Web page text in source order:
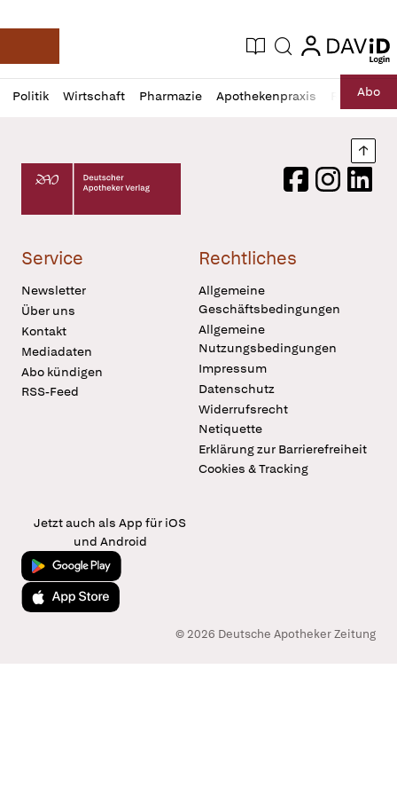
Deutsche Apotheker Zeitung
Aktuelle Ausgabe
Suche login
login
Politik Wirtschaft Pharmazie Apothekenpraxis RechtAbo
Profil
öffnen
Daz
Pur
Deutscher Apotheker Verlag Logo
FacebookInstagram
Service
Newsletter
Über uns
Kontakt
Mediadaten
Abo kündigen
RSS-Feed
Rechtliches
Allgemeine
Geschäftsbedingungen
Allgemeine
Nutzungsbedingungen
Impressum
Datenschutz
Widerrufsrecht
Netiquette
Erklärung zur Barrierefreiheit
Cookies & Tracking
Jetzt auch als App für iOS
und Android
Jetzt bei Google Play
Laden im App Store
© 2026 Deutsche Apotheker Zeitung